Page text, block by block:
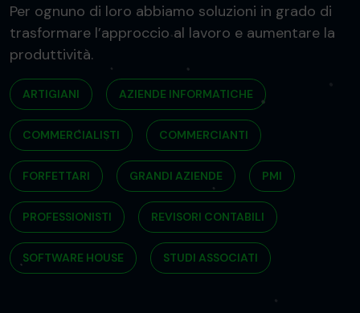
ARTIGIANI AZIENDE INFORMATICHE
COMMERCIALISTI COMMERCIANTI
FORFETTARI GRANDI AZIENDE PMI
PROFESSIONISTI REVISORI CONTABILI
SOFTWARE HOUSE STUDI ASSOCIATI
Per ognuno di loro abbiamo soluzioni in grado di
trasformare l’approccio al lavoro e aumentare la
produttività.